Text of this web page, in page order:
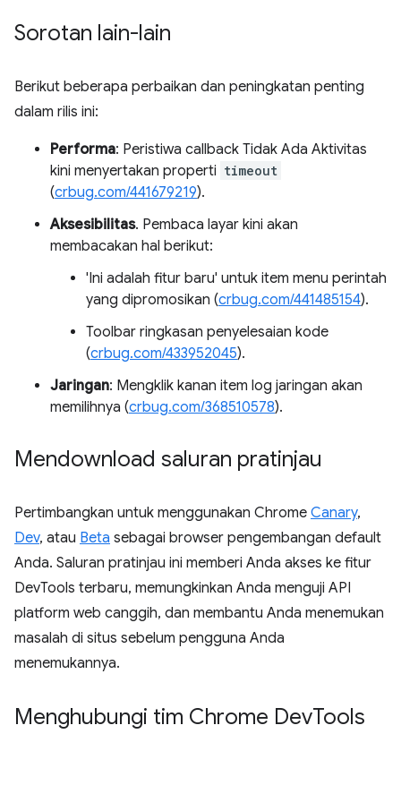
Sorotan lain-lain
Berikut beberapa perbaikan dan peningkatan penting
dalam rilis ini:
Performa: Peristiwa callback Tidak Ada Aktivitas
kini menyertakan properti timeout
(crbug.com/441679219).
Aksesibilitas. Pembaca layar kini akan
membacakan hal berikut:
'Ini adalah fitur baru' untuk item menu perintah
yang dipromosikan (crbug.com/441485154).
Toolbar ringkasan penyelesaian kode
(crbug.com/433952045).
Jaringan: Mengklik kanan item log jaringan akan
memilihnya (crbug.com/368510578).
Mendownload saluran pratinjau
Pertimbangkan untuk menggunakan Chrome Canary,
Dev, atau Beta sebagai browser pengembangan default
Anda. Saluran pratinjau ini memberi Anda akses ke fitur
DevTools terbaru, memungkinkan Anda menguji API
platform web canggih, dan membantu Anda menemukan
masalah di situs sebelum pengguna Anda
menemukannya.
Menghubungi tim Chrome DevTools